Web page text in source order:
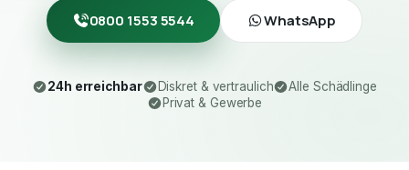
0800 1553 5544 WhatsApp
24h erreichbar Diskret & vertraulich
Alle Schädlinge
Privat & Gewerbe